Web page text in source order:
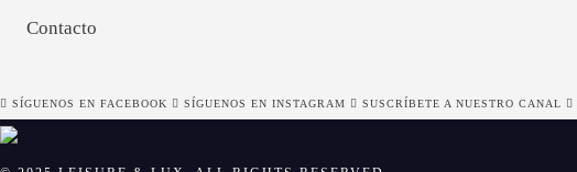
Contacto
SÍGUENOS EN FACEBOOK SÍGUENOS EN INSTAGRAM SUSCRÍBETE A NUESTRO CANAL